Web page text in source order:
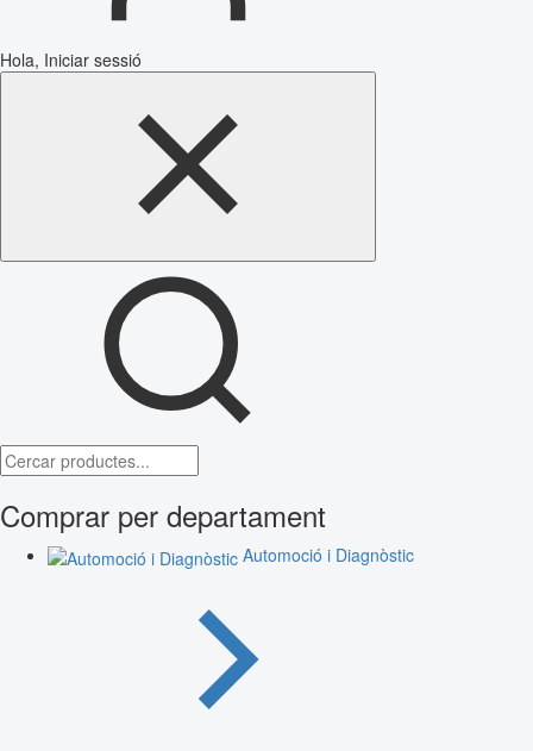
Hola, Iniciar sessió
Comprar per departament
Automoció i Diagnòstic